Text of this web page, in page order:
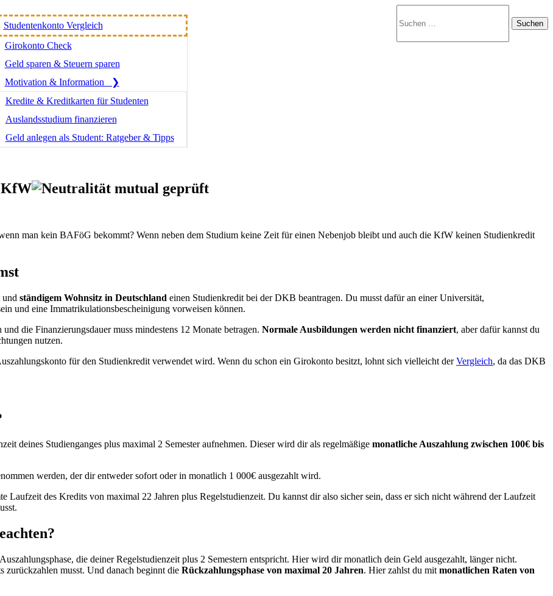
Studentenkonto Check
Studentenkonto Vergleich
Girokonto Check
Geld sparen & Steuern sparen
Motivation & Information ❯
Kredite & Kreditkarten für Studenten
Auslandsstudium finanzieren
Geld anlegen als Student: Ratgeber & Tipps
nach:
KfW
man kein BAFöG bekommt? Wenn neben dem Studium keine Zeit für einen Nebenjob bleibt und auch die KfW keinen Studienkredit
und ständigem Wohnsitz in Deutschland einen Studienkredit bei der DKB beantragen. Du musst dafür an einer Universität,
und eine Immatrikulationsbescheinigung vorweisen können.
und die Finanzierungsdauer muss mindestens 12 Monate betragen. Normale Ausbildungen werden nicht finanziert, aber dafür kannst du
nutzen.
für den Studienkredit verwendet wird. Wenn du schon ein Girokonto besitzt, lohnt sich vielleicht derVergleich, da das DKB
deines Studienganges plus maximal 2 Semester aufnehmen. Dieser wird dir als regelmäßige monatliche Auszahlung zwischen 100€ bis
werden, der dir entweder sofort oder in monatlich 1 000€ ausgezahlt wird.
Laufzeit des Kredits von maximal 22 Jahren plus Regelstudienzeit. Du kannst dir also sicher sein, dass er sich nicht während der Laufzeit
die deiner Regelstudienzeit plus 2 Semestern entspricht. Hier wird dir monatlich dein Geld ausgezahlt, länger nicht.
zurückzahlen musst. Und danach beginnt die Rückzahlungsphase von maximal 20 Jahren. Hier zahlst du mit monatlichen Raten von